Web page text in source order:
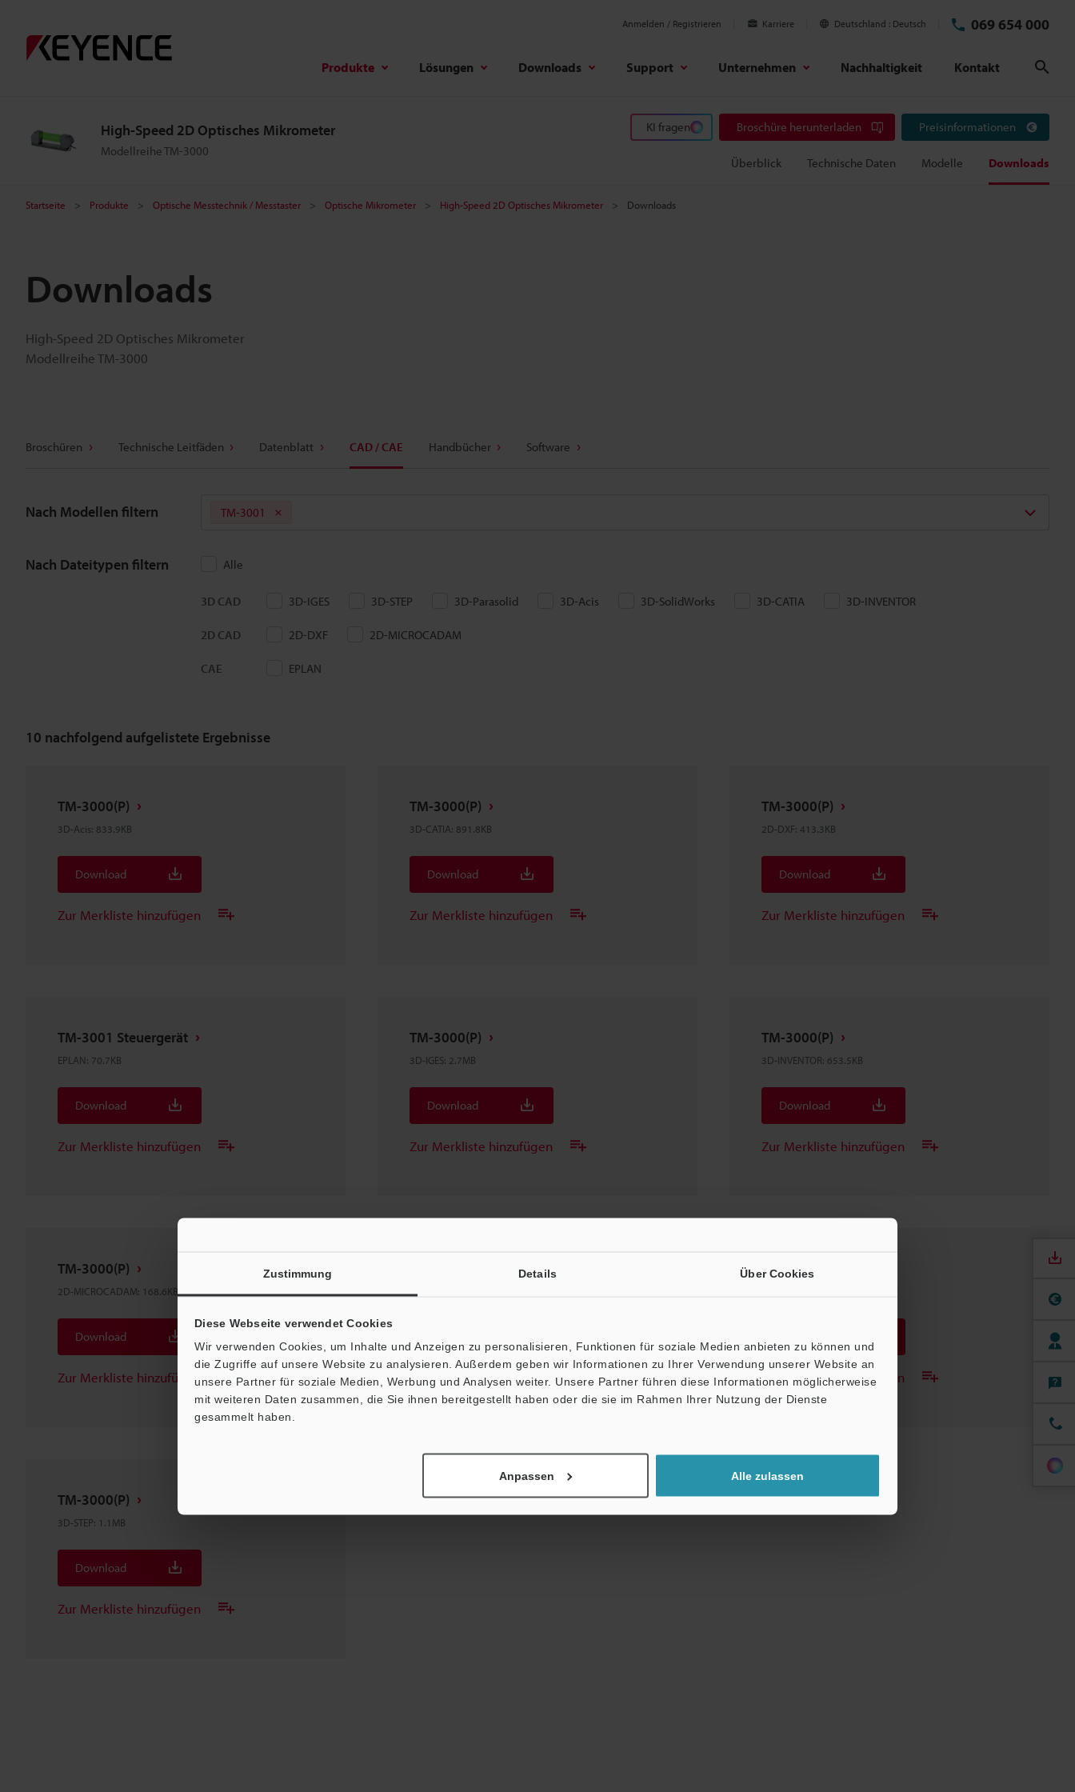
Zustimmung Details Über Cookies
Diese Webseite verwendet Cookies
Wir verwenden Cookies, um Inhalte und Anzeigen zu personalisieren, Funktionen für soziale Medien anbieten zu können und
die Zugriffe auf unsere Website zu analysieren. Außerdem geben wir Informationen zu Ihrer Verwendung unserer Website an
unsere Partner für soziale Medien, Werbung und Analysen weiter. Unsere Partner führen diese Informationen möglicherweise
mit weiteren Daten zusammen, die Sie ihnen bereitgestellt haben oder die sie im Rahmen Ihrer Nutzung der Dienste
gesammelt haben.
Anpassen Alle zulassen
Anmelden / Registrieren Karriere Deutschland Deutsch 069 654 000
Produkte Lösungen Downloads Support Unternehmen Nachhaltigkeit Kontakt
High-Speed 2D Optisches Mikrometer
Modellreihe TM-3000
KI fragen Broschüre herunterladen Preisinformationen
Überblick Technische Daten Modelle Downloads
Startseite Produkte Optische Messtechnik / Messtaster Optische Mikrometer High-Speed 2D Optisches Mikrometer Downloads
Downloads
High-Speed 2D Optisches Mikrometer
Modellreihe TM-3000
Broschüren Technische Leitfäden Datenblatt CAD / CAE Handbücher Software
Nach Modellen filtern TM-3001
Nach Dateitypen filtern Alle
3D CAD 3D-IGES 3D-STEP 3D-Parasolid 3D-Acis 3D-SolidWorks 3D-CATIA 3D-INVENTOR
2D CAD 2D-DXF 2D-MICROCADAM
CAE EPLAN
10 nachfolgend aufgelistete Ergebnisse
TM-3000(P)
3D-Acis: 833.9KB
Download
Zur Merkliste hinzufügen
TM-3000(P)
3D-CATIA: 891.8KB
Download
Zur Merkliste hinzufügen
TM-3000(P)
2D-DXF: 413.3KB
Download
Zur Merkliste hinzufügen
TM-3001 Steuergerät
EPLAN: 70.7KB
Download
Zur Merkliste hinzufügen
TM-3000(P)
3D-IGES: 2.7MB
Download
Zur Merkliste hinzufügen
TM-3000(P)
3D-INVENTOR: 653.5KB
Download
Zur Merkliste hinzufügen
TM-3000(P)
2D-MICROCADAM: 168.6KB
Download
Zur Merkliste hinzufügen
3D-Parasolid
Zur Merkliste hinzufügen
TM-3000(P)
Zur Merkliste hinzufügen
TM-3000(P)
3D-STEP: 1.1MB
Download
Zur Merkliste hinzufügen